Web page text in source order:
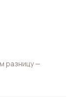
разницу —